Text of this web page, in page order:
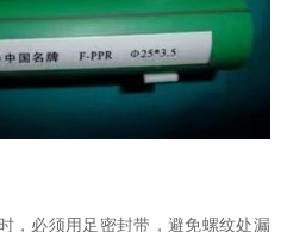
，必须用足密封带，避免螺纹处漏